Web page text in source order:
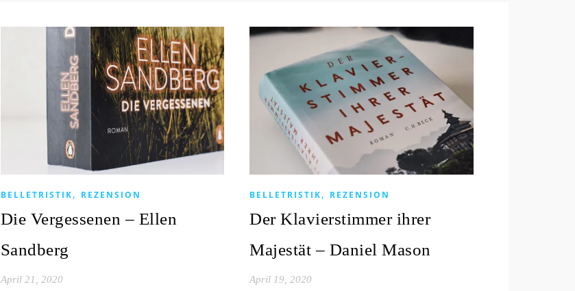
BELLETRISTIK, REZENSION
Die Vergessenen – Ellen
Sandberg
April 21, 2020
BELLETRISTIK, REZENSION
Der Klavierstimmer ihrer
Majestät – Daniel Mason
April 19, 2020